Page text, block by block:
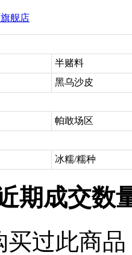
舰店
半赌料
黑乌沙皮
帕敢场区
冰糯/糯种
期成交数
买过此商品